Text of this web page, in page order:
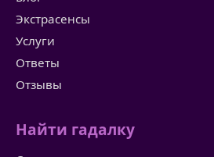
Экстрасенсы
Услуги
Ответы
Отзывы
Найти гадалку